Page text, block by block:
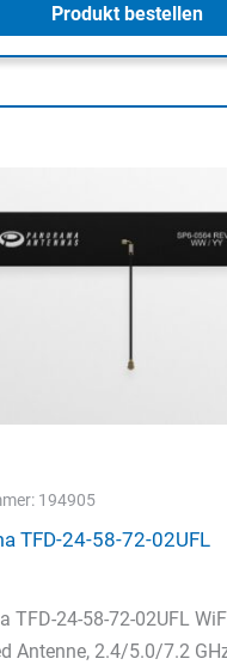
Produkt bestellen
194905
TFD-24-58-72-02UFL
TFD-24-58-72-02UFL
Antenne, 2.4/5.0/7.2